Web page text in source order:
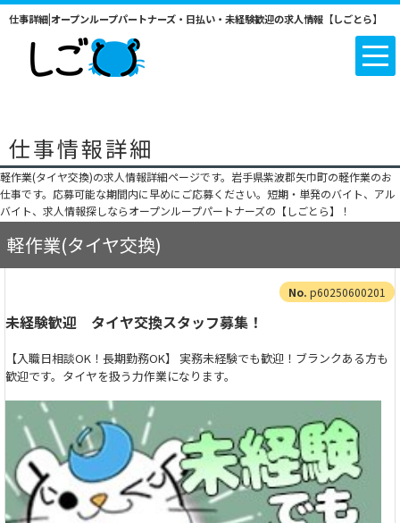
仕事詳細|オープンループパートナーズ・日払い・未経験歓迎の求人情報【しごとら】
仕事情報詳細
軽作業(タイヤ交換)の求人情報詳細ページです。岩手県紫波郡矢巾町の軽作業のお
仕事です。応募可能な期間内に早めにご応募ください。短期・単発のバイト、アル
バイト、求人情報探しならオープンループパートナーズの【しごとら】！
軽作業(タイヤ交換)
p60250600201
未経験歓迎 タイヤ交換スタッフ募集！
【入職日相談OK！長期勤務OK】 実務未経験でも歓迎！ブランクある方も
歓迎です。タイヤを扱う力作業になります。